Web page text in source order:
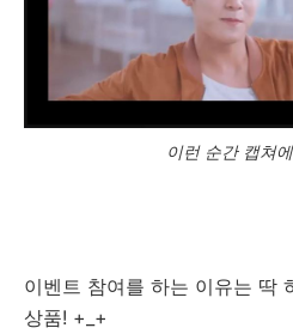
이런 순간 캡쳐
이벤트 참여를 하는 이유는 딱
상품! +_+